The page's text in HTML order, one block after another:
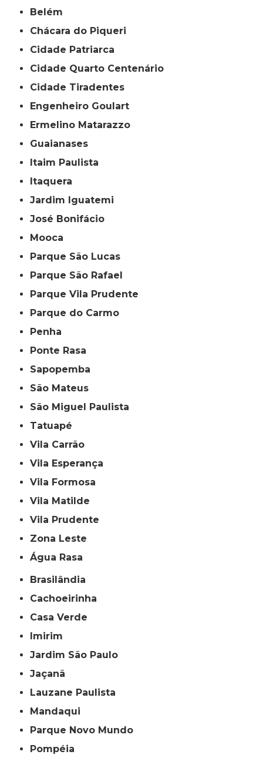
Belém
Chácara do Piqueri
Cidade Patriarca
Cidade Quarto Centenário
Cidade Tiradentes
Engenheiro Goulart
Ermelino Matarazzo
Guaianases
Itaim Paulista
Itaquera
Jardim Iguatemi
José Bonifácio
Mooca
Parque São Lucas
Parque São Rafael
Parque Vila Prudente
Parque do Carmo
Penha
Ponte Rasa
Sapopemba
São Mateus
São Miguel Paulista
Tatuapé
Vila Carrão
Vila Esperança
Vila Formosa
Vila Matilde
Vila Prudente
Zona Leste
Água Rasa
Brasilândia
Cachoeirinha
Casa Verde
Imirim
Jardim São Paulo
Jaçanã
Lauzane Paulista
Mandaqui
Parque Novo Mundo
Pompéia